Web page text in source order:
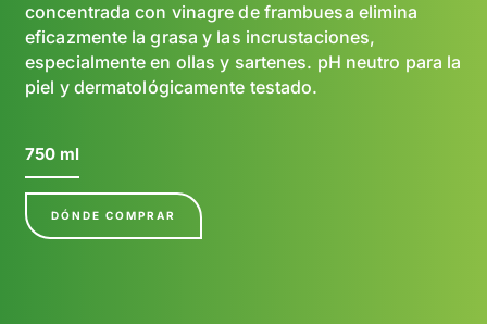
concentrada con vinagre de frambuesa elimina
eficazmente la grasa y las incrustaciones,
especialmente en ollas y sartenes. pH neutro para la
piel y dermatológicamente testado.
750 ml
DÓNDE COMPRAR